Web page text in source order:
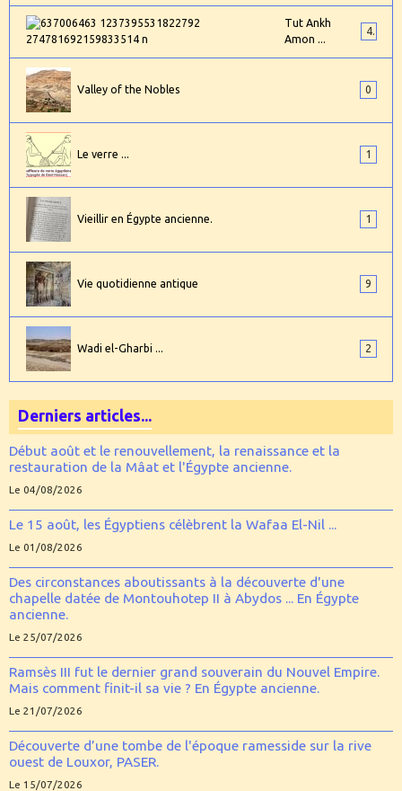
Tut Ankh
Amon ...
4
Valley of the Nobles 0
Le verre ... 1
Vieillir en Égypte ancienne. 1
Vie quotidienne antique 9
Wadi el-Gharbi ... 2
Derniers articles...
Début août et le renouvellement, la renaissance et la
restauration de la Mâat et l'Égypte ancienne.
Le 04/08/2026
Le 15 août, les Égyptiens célèbrent la Wafaa El-Nil ...
Le 01/08/2026
Des circonstances aboutissants à la découverte d'une
chapelle datée de Montouhotep II à Abydos ... En Égypte
ancienne.
Le 25/07/2026
Ramsès III fut le dernier grand souverain du Nouvel Empire.
Mais comment finit-il sa vie ? En Égypte ancienne.
Le 21/07/2026
Découverte d’une tombe de l'époque ramesside sur la rive
ouest de Louxor, PASER.
Le 15/07/2026